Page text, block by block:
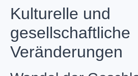
Kulturelle und
gesellschaftliche
Veränderungen